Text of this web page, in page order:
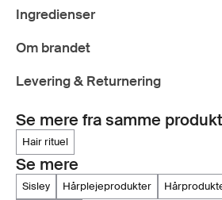
Ingredienser
Om brandet
Levering & Returnering
Se mere fra samme
hair rituel
Se mere
sisley hårplejeprodukter